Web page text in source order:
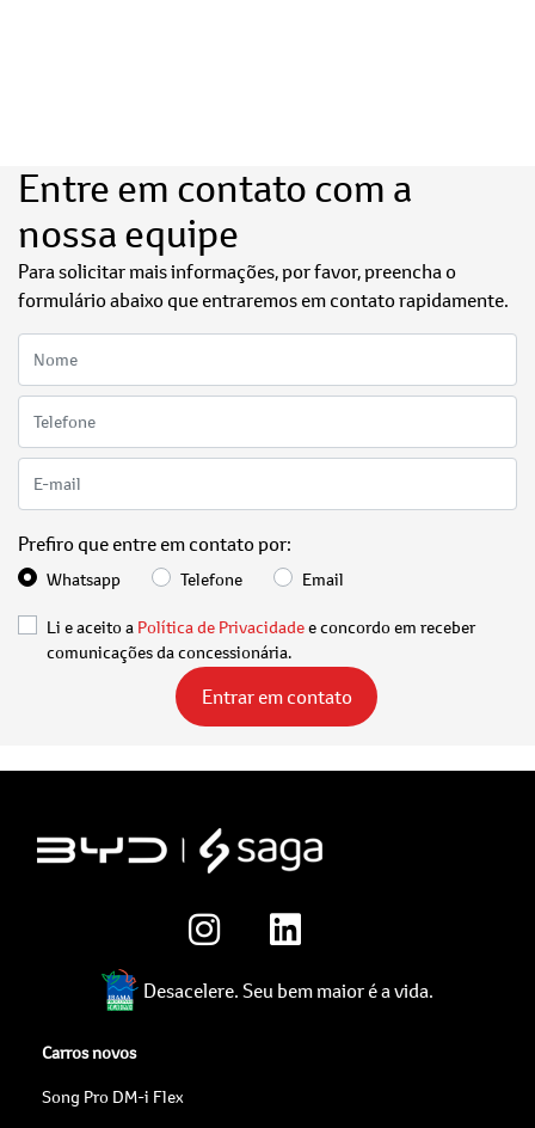
Entre em contato com a
nossa equipe
Para solicitar mais informações, por favor, preencha o
formulário abaixo que entraremos em contato rapidamente.
Prefiro que entre em contato por:
Whatsapp Telefone Email
Li e aceito a Política de Privacidadee concordo em receber
comunicações da concessionária.
Entrar em contato
Desacelere. Seu bem maior é a vida.
Carros novos
Song Pro DM-i Flex